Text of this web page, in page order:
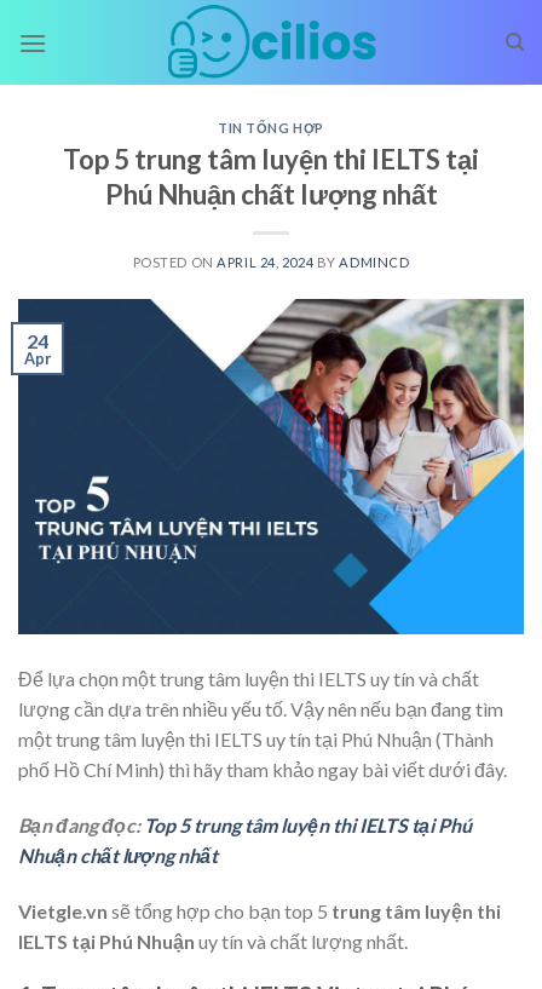
TIN TỔNG HỢP
Top 5 trung tâm luyện thi IELTS tại
Phú Nhuận chất lượng nhất
POSTED ON APRIL 24, 2024 BY ADMINCD
24
Apr
Để lựa chọn một trung tâm luyện thi IELTS uy tín và chất
lượng cần dựa trên nhiều yếu tố. Vậy nên nếu bạn đang tìm
một trung tâm luyện thi IELTS uy tín tại Phú Nhuận (Thành
phố Hồ Chí Minh) thì hãy tham khảo ngay bài viết dưới đây.
Bạn đang đọc: Top 5 trung tâm luyện thi IELTS tại Phú
Nhuận chất lượng nhất
Vietgle.vn sẽ tổng hợp cho bạn top 5 trung tâm luyện thi
IELTS tại Phú Nhuận uy tín và chất lượng nhất.